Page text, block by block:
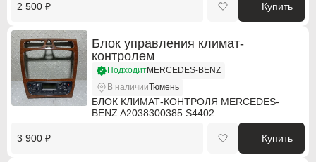
2 500 ₽ Купить
Блок управления климат-
контролем
В наличииТюмень
ПодходитMERCEDES-BENZ
БЛОК КЛИМАТ-КОНТРОЛЯ MERCEDES-
BENZ A2038300385 S4402
3 900 ₽ Купить
Citroen PSA
Dacia
Daewoo
Citroen PSA
Dacia
Daewoo